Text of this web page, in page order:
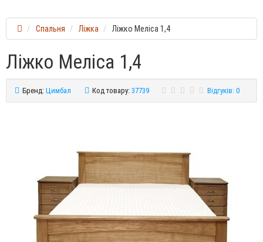
Спальня Ліжка Ліжко Меліса 1,4
Ліжко Меліса 1,4
Бренд:Цимбал Код товару:37739 Відгуків: 0